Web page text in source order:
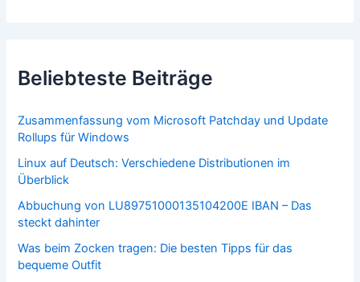
Beliebteste Beiträge
Zusammenfassung vom Microsoft Patchday und Update
Rollups für Windows
Linux auf Deutsch: Verschiedene Distributionen im
Überblick
Abbuchung von LU89751000135104200E IBAN – Das
steckt dahinter
Was beim Zocken tragen: Die besten Tipps für das
bequeme Outfit